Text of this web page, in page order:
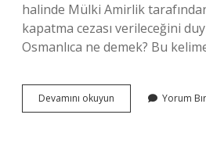
halinde Mülki Amirlik
kapatma cezası verileceğini
Osmanlıca ne demek? Bu
Devamını okuyun Hamutçu
Ne
Yorum